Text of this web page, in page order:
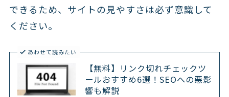
できるため、サイトの見やすさは必ず意識して
ください。
あわせて読みたい
【無料】リンク切れチェックツ
ールおすすめ6選！SEOへの悪影
響も解説